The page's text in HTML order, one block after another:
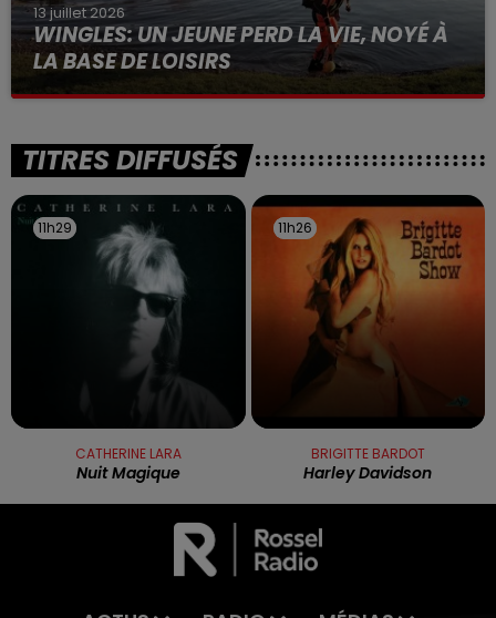
13 juillet 2026
WINGLES: UN JEUNE PERD LA VIE, NOYÉ À
LA BASE DE LOISIRS
La victime a coulé à pic
TITRES DIFFUSÉS
11h29
11h29
CATHERINE LARA
Nuit Magique
11h26
11h26
BRIGITTE BARDOT
Harley Davidson